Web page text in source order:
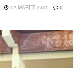
12 MARET 2021 0